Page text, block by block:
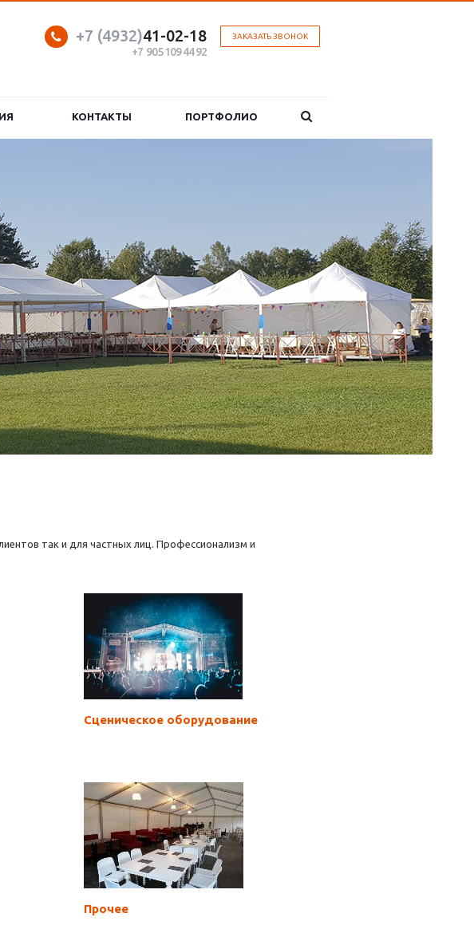
ЗАКАЗАТЬ ЗВОНОК
+7 (4932)41-02-18
+7 905 109 44 92
КОНТАКТЫ ПОРТФОЛИО
так и для частных лиц. Профессионализм и
Сценическое оборудование
Прочее